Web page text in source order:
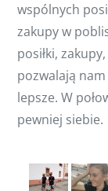
wspólnych
zakupy w
posiłki,
pozwalają
lepsze. W
pewniej siebie.